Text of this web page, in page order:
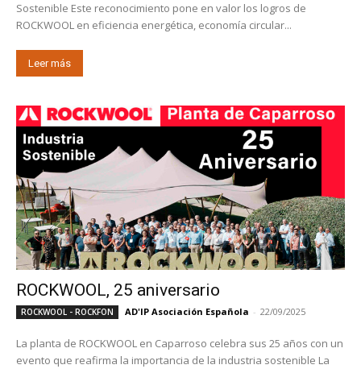
Sostenible Este reconocimiento pone en valor los logros de
ROCKWOOL en eficiencia energética, economía circular...
Leer más
ROCKWOOL, 25 aniversario
ROCKWOOL - ROCKFON AD'IP Asociación Española - 22/09/2025
La planta de ROCKWOOL en Caparroso celebra sus 25 años con un
evento que reafirma la importancia de la industria sostenible La